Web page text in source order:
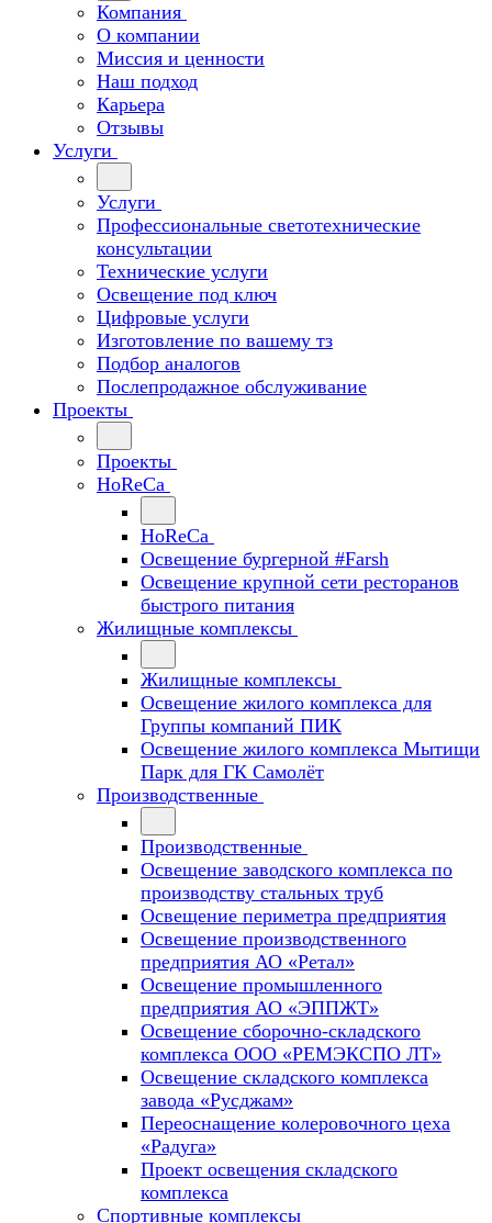
Компания
О компании
Миссия и ценности
Наш подход
Карьера
Отзывы
Услуги
Услуги
Профессиональные светотехнические
консультации
Технические услуги
Освещение под ключ
Цифровые услуги
Изготовление по вашему тз
Подбор аналогов
Послепродажное обслуживание
Проекты
Проекты
HoReCa
HoReCa
Освещение бургерной #Farsh
Освещение крупной сети ресторанов
быстрого питания
Жилищные комплексы
Жилищные комплексы
Освещение жилого комплекса для
Группы компаний ПИК
Освещение жилого комплекса Мытищи
Парк для ГК Самолёт
Производственные
Производственные
Освещение заводского комплекса по
производству стальных труб
Освещение периметра предприятия
Освещение производственного
предприятия АО «Ретал»
Освещение промышленного
предприятия АО «ЭППЖТ»
Освещение сборочно-складского
комплекса ООО «РЕМЭКСПО ЛТ»
Освещение складского комплекса
завода «Русджам»
Переоснащение колеровочного цеха
«Радуга»
Проект освещения складского
комплекса
Спортивные комплексы